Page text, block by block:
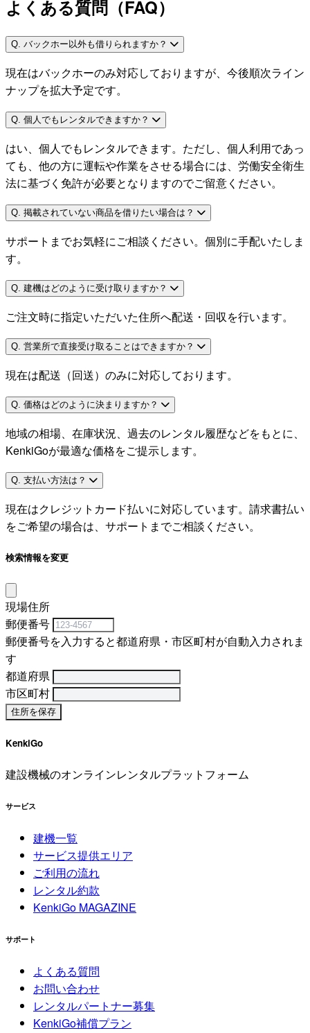
よくある質問（FAQ）
Q. バックホー以外も借りられますか？
現在はバックホーのみ対応しておりますが、今後順次ライン
ナップを拡大予定です。
Q. 個人でもレンタルできますか？
はい、個人でもレンタルできます。ただし、個人利用であっ
ても、他の方に運転や作業をさせる場合には、労働安全衛生
法に基づく免許が必要となりますのでご留意ください。
Q. 掲載されていない商品を借りたい場合は？
サポートまでお気軽にご相談ください。個別に手配いたしま
す。
Q. 建機はどのように受け取りますか？
ご注文時に指定いただいた住所へ配送・回収を行います。
Q. 営業所で直接受け取ることはできますか？
現在は配送（回送）のみに対応しております。
Q. 価格はどのように決まりますか？
地域の相場、在庫状況、過去のレンタル履歴などをもとに、
KenkiGoが最適な価格をご提示します。
Q. 支払い方法は？
現在はクレジットカード払いに対応しています。請求書払い
をご希望の場合は、サポートまでご相談ください。
検索情報を変更
現場住所
郵便番号
郵便番号を入力すると都道府県・市区町村が自動入力されま
す
都道府県
市区町村
KenkiGo
建設機械のオンラインレンタルプラットフォーム
サービス
建機一覧
サービス提供エリア
ご利用の流れ
レンタル約款
KenkiGo MAGAZINE
サポート
よくある質問
お問い合わせ
レンタルパートナー募集
KenkiGo補償プラン